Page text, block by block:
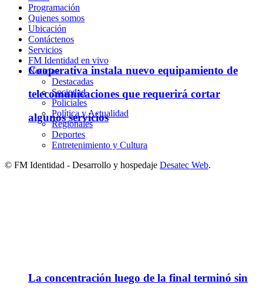
Cooperativa instala nuevo equipamiento de
telecomunicaciones que requerirá cortar
algunos servicios
La concentración luego de la final terminó sin
Programación
Quienes somos
Ubicación
Contáctenos
Servicios
FM Identidad en vivo
Noticias
Destacadas
Sociedad
Policiales
Política y Actualidad
Regionales
Deportes
Entretenimiento y Cultura
© FM Identidad - Desarrollo y hospedaje Desatec Web.